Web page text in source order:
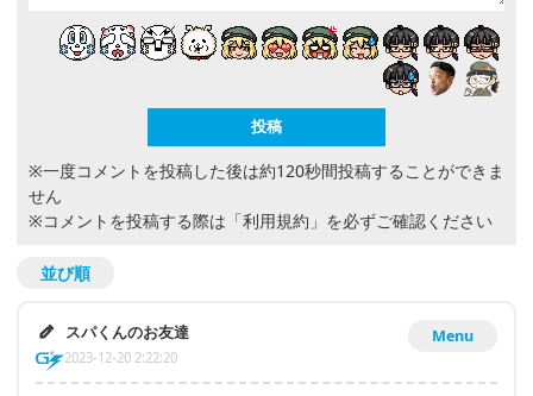
※一度コメントを投稿した後は約120秒間投稿することができま
せん
※コメントを投稿する際は 「利用規約」 を必ずご確認ください
並び順
Menu
スパくんのお友達
2023-12-20 2:22:20